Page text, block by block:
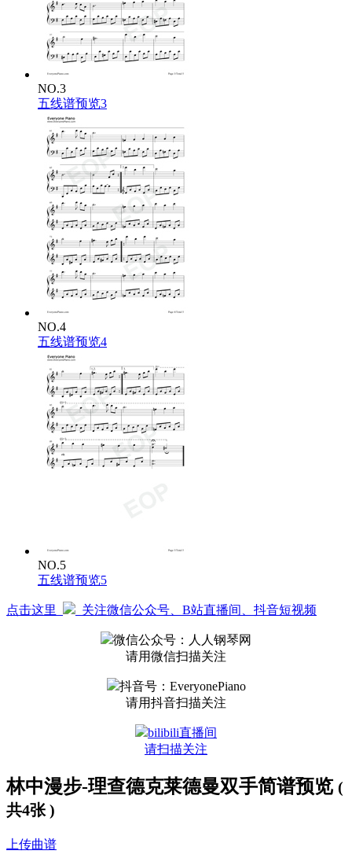
NO.3
五线谱预览3
NO.4
五线谱预览4
NO.5
五线谱预览5
点击这里 关注微信公众号、B站直播间、抖音短视频
微信公众号：人人钢琴网
请用微信扫描关注
抖音号：EveryonePiano
请用抖音扫描关注
bilibili直播间
请扫描关注
林中漫步-理查德克莱德曼双手简谱预览 (
共4张 )
上传曲谱